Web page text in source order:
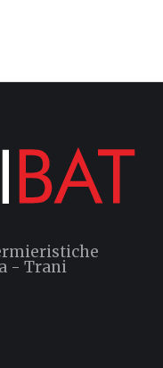
- Trani